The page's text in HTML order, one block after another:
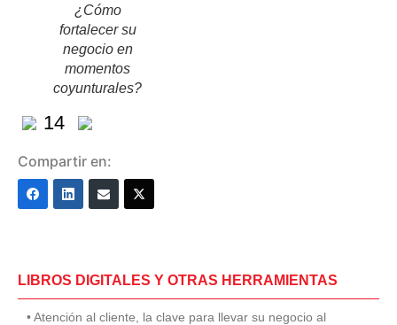
¿Cómo
fortalecer su
negocio en
momentos
coyunturales?
14
Compartir en:
LIBROS DIGITALES Y OTRAS HERRAMIENTAS
• Atención al cliente, la clave para llevar su negocio al